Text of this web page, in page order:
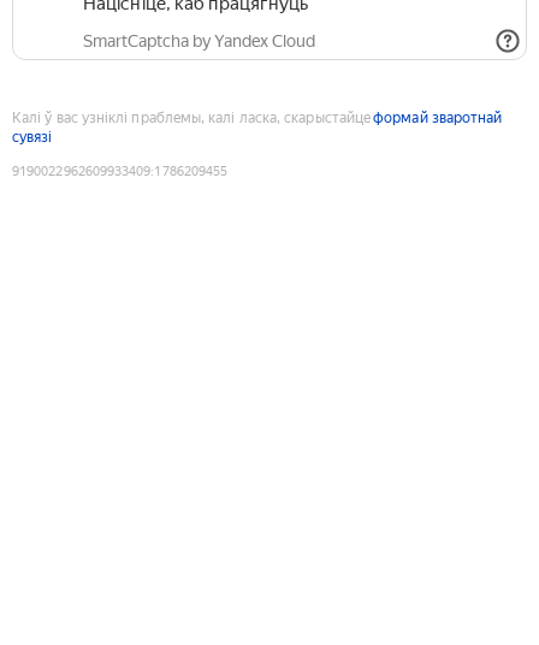
SmartCaptcha by Yandex Cloud
Калі ў вас узніклі праблемы, калі ласка, скарыстайцеформай зваротнай
сувязі
9190022962609933409:1786209455